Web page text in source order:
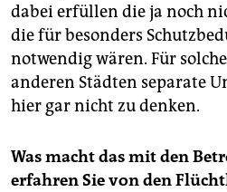
dabei erfüllen die ja noch
die für besonders
notwendig wären. Für
anderen Städten separate
hier gar nicht zu denken.
Was macht das mit den
erfahren Sie von den